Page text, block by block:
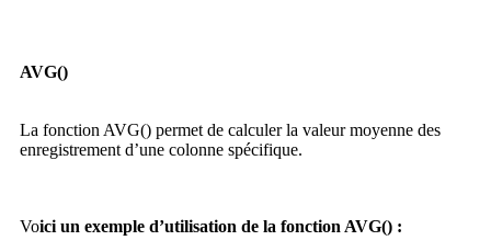
AVG()
La fonction AVG() permet de calculer la valeur moyenne des
enregistrement d’une colonne spécifique.
Voici un exemple d’utilisation de la fonction AVG() :